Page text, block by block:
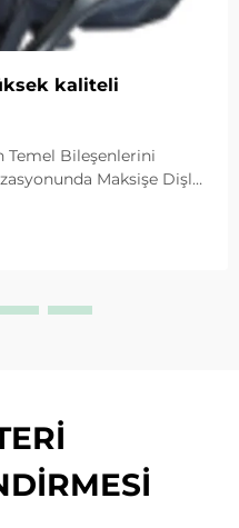
kaliteli
Temel Bileşenlerini
Maksişe Dişli
5.2:1 gibi değerlerle
çevirdiğimizde